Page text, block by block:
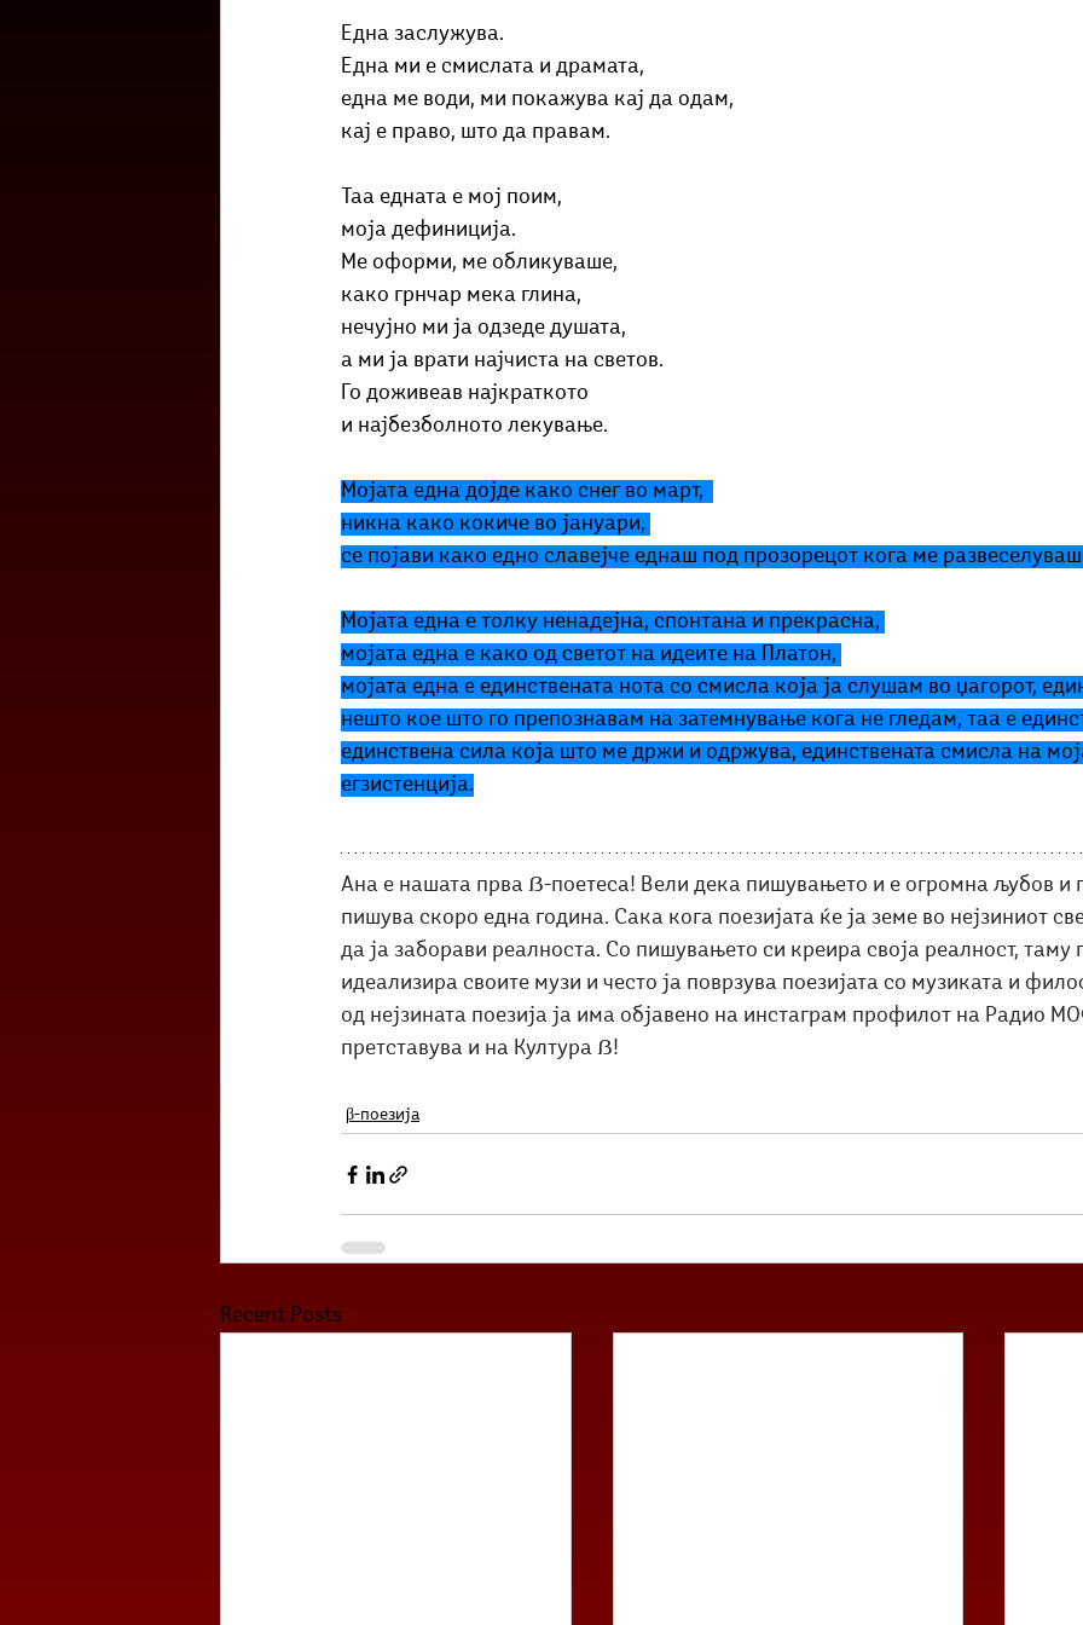
Културоглед
Една заслужува.
Една ми е смислата и драмата,
една ме води, ми покажува кај да одам,
кај е право, што да правам.
Таа едната е мој поим,
моја дефиниција.
Ме оформи, ме обликуваше,
како грнчар мека глина,
нечујно ми ја одзеде душата,
а ми ја врати најчиста на светов.
Го доживеав најкраткото
и најбезболното лекување.
Мојата една дојде како снег во март,
никна како кокиче во јануари,
се појави како едно славејче еднаш под прозорецот кога ме
Мојата една е толку ненадејна, спонтана и прекрасна,
мојата една е како од светот на идеите на Платон,
мојата една е единствената нота со смисла која ја слушам во џагорот,
нешто кое што го препознавам на затемнување кога не гледам, таа е
единствена сила која што ме држи и одржува, единствената смисла на
егзистенција.
Ана е нашата прва ẞ-поетеса! Вели дека пишувањето и е огромна љубов и
пишува скоро една година. Сака кога поезијата ќе ја земе во нејзиниот
да ја заборави реалноста. Со пишувањето си креира своја реалност, таму
идеализира своите музи и често ја поврзува поезијата со музиката и
од нејзината поезија ја има објавено на инстаграм профилот на Радио
претставува и на Култура ẞ!
β-поезија
Recent Posts